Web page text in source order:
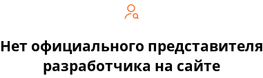
Нет официального представителя
разработчика на сайте